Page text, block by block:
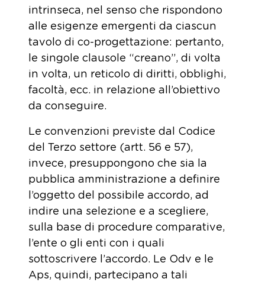
intrinseca, nel senso che rispondono
alle esigenze emergenti da ciascun
tavolo di co-progettazione: pertanto,
le singole clausole “creano”, di volta
in volta, un reticolo di diritti, obblighi,
facoltà, ecc. in relazione all’obiettivo
da conseguire.
Le convenzioni previste dal Codice
del Terzo settore (artt. 56 e 57),
invece, presuppongono che sia la
pubblica amministrazione a definire
l’oggetto del possibile accordo, ad
indire una selezione e a scegliere,
sulla base di procedure comparative,
l’ente o gli enti con i quali
sottoscrivere l’accordo. Le Odv e le
Aps, quindi, partecipano a tali